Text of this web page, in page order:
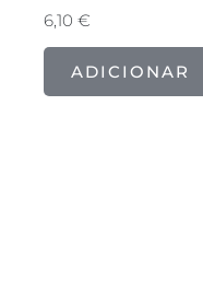
6,10€
ADICIONAR